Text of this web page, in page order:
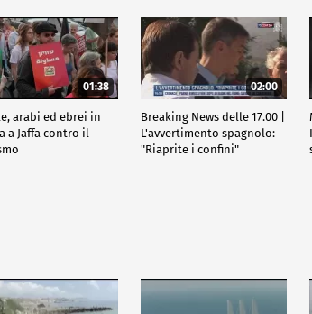
01:38
arabi ed ebrei in
a Jaffa contro il
02:00
Breaking News delle 17.00 |
L'avvertimento spagnolo:
"Riaprite i confini"